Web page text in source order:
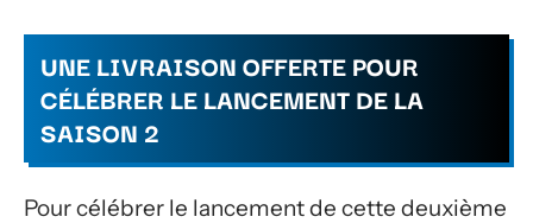
UNE LIVRAISON OFFERTE POUR
CÉLÉBRER LE LANCEMENT DE LA
SAISON 2
Pour célébrer le lancement de cette deuxième